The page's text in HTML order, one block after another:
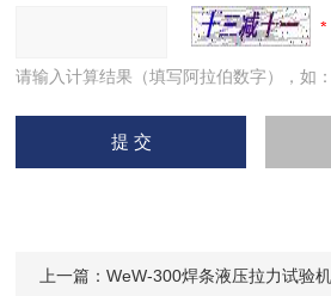
请输入计算结果（填写阿拉伯数字），如
上一篇：WeW-300焊条液压拉力试验机